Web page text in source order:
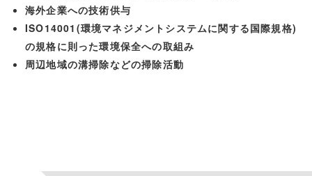
海外企業への技術供与
ISO14001(環境マネジメントシステムに関する国際規格)
の規格に則った環境保全への取組み
周辺地域の溝掃除などの掃除活動